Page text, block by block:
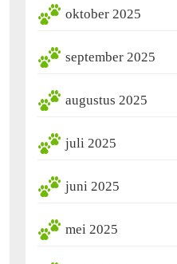
oktober 2025
september 2025
augustus 2025
juli 2025
juni 2025
mei 2025